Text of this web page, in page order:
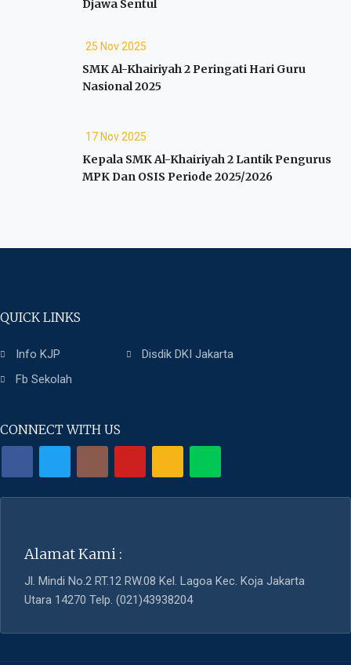
Djawa Sentul
25 Nov 2025
SMK Al-Khairiyah 2 Peringati Hari Guru
Nasional 2025
17 Nov 2025
Kepala SMK Al-Khairiyah 2 Lantik Pengurus
MPK Dan OSIS Periode 2025/2026
QUICK LINKS
Info KJP
Disdik DKI Jakarta
Fb Sekolah
CONNECT WITH US
Alamat Kami :
Jl. Mindi No.2 RT.12 RW.08 Kel. Lagoa Kec. Koja Jakarta
Utara 14270 Telp. (021)43938204